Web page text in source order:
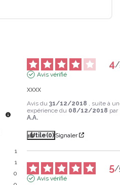
1
1
0
4/
Avis vérifié
xxxx
Avis du31/12/2018 , suite à
expérience du 08/12/2018 par
A.A.
Utile(0) Signaler
5/
Avis vérifié